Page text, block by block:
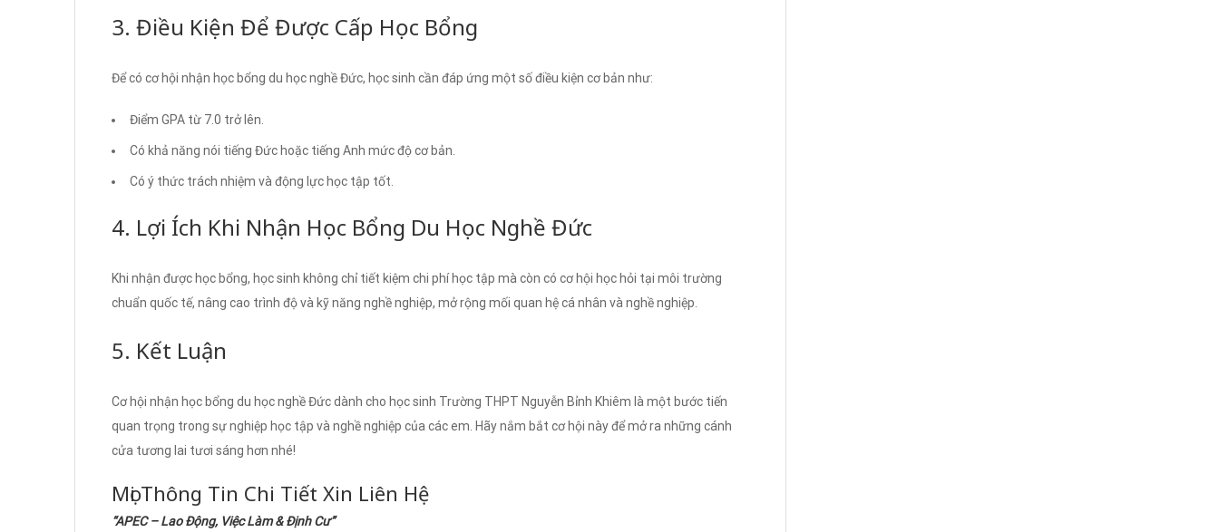
3. Điều Kiện Để Được Cấp Học Bổng
Để có cơ hội nhận học bổng du học nghề Đức, học sinh cần đáp ứng một số điều kiện cơ bản như:
Điểm GPA từ 7.0 trở lên.
Có khả năng nói tiếng Đức hoặc tiếng Anh mức độ cơ bản.
Có ý thức trách nhiệm và động lực học tập tốt.
4. Lợi Ích Khi Nhận Học Bổng Du Học Nghề Đức
Khi nhận được học bổng, học sinh không chỉ tiết kiệm chi phí học tập mà còn có cơ hội học hỏi tại môi trường
chuẩn quốc tế, nâng cao trình độ và kỹ năng nghề nghiệp, mở rộng mối quan hệ cá nhân và nghề nghiệp.
5. Kết Luận
Cơ hội nhận học bổng du học nghề Đức dành cho học sinh Trường THPT Nguyễn Bỉnh Khiêm là một bước tiến
quan trọng trong sự nghiệp học tập và nghề nghiệp của các em. Hãy nắm bắt cơ hội này để mở ra những cánh
cửa tương lai tươi sáng hơn nhé!
Mọi Thông Tin Chi Tiết Xin Liên Hệ
“APEC – Lao Động, Việc Làm & Định Cư”